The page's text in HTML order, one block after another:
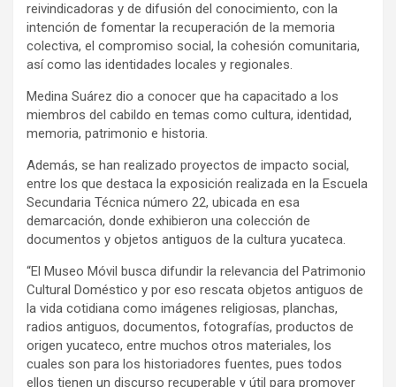
reivindicadoras y de difusión del conocimiento, con la
intención de fomentar la recuperación de la memoria
colectiva, el compromiso social, la cohesión comunitaria,
así como las identidades locales y regionales.
Medina Suárez dio a conocer que ha capacitado a los
miembros del cabildo en temas como cultura, identidad,
memoria, patrimonio e historia.
Además, se han realizado proyectos de impacto social,
entre los que destaca la exposición realizada en la Escuela
Secundaria Técnica número 22, ubicada en esa
demarcación, donde exhibieron una colección de
documentos y objetos antiguos de la cultura yucateca.
“El Museo Móvil busca difundir la relevancia del Patrimonio
Cultural Doméstico y por eso rescata objetos antiguos de
la vida cotidiana como imágenes religiosas, planchas,
radios antiguos, documentos, fotografías, productos de
origen yucateco, entre muchos otros materiales, los
cuales son para los historiadores fuentes, pues todos
ellos tienen un discurso recuperable y útil para promover